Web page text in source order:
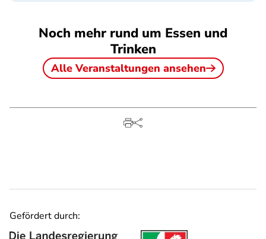
Noch mehr rund um Essen und
Trinken
Alle Veranstaltungen ansehen
Gefördert durch: